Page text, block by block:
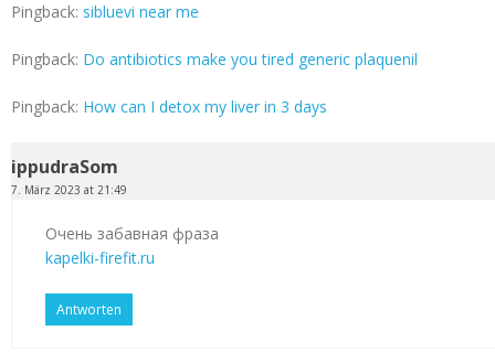
Pingback: sibluevi near me
Pingback: Do antibiotics make you tired generic plaquenil
Pingback: How can I detox my liver in 3 days
ippudraSom
7. März 2023 at 21:49
Очень забавная фраза
kapelki-firefit.ru
Antworten